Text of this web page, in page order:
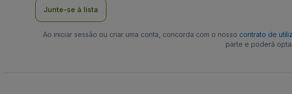
Junte-se à lista
Ao iniciar sessão ou criar uma conta, concorda com o nosso contrato de
parte e poderá